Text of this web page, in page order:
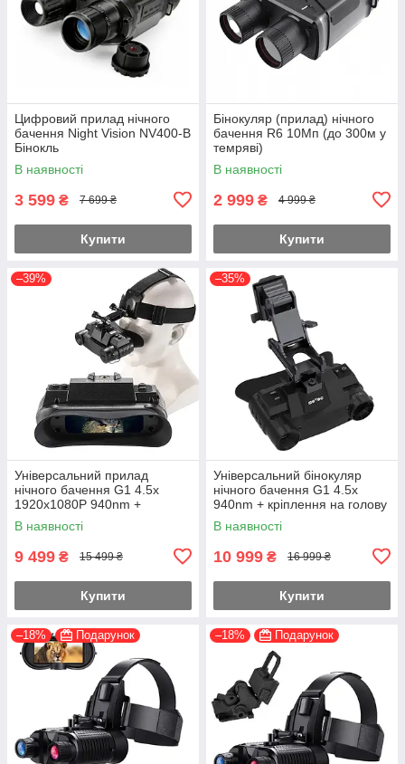
Цифровий прилад нічного
бачення Night Vision NV400-B
Бінокль
В наявності
3 599 ₴ 7 699 ₴
Купити
Бінокуляр (прилад) нічного
бачення R6 10Мп (до 300м у
темряві)
В наявності
2 999 ₴ 4 999 ₴
Купити
–39%
Універсальний прилад
нічного бачення G1 4.5х
1920x1080P 940nm +
кріплення на голову
В наявності
9 499 ₴ 15 499 ₴
Купити
–35%
Універсальний бінокуляр
нічного бачення G1 4.5х
940nm + кріплення на голову
+ кріплення на шолом
Bracket
В наявності
10 999 ₴ 16 999 ₴
Купити
–18% Подарунок –18% Подарунок